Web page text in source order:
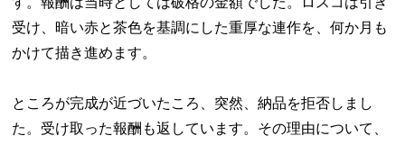
受け、暗い赤と茶色を基調にした重厚な連作を、何か月も
かけて描き進めます。
ところが完成が近づいたころ、突然、納品を拒否しまし
た。受け取った報酬も返しています。その理由について、